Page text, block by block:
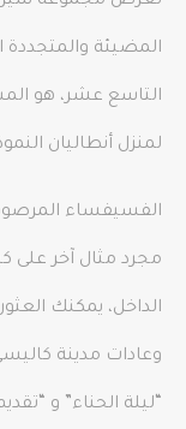
المضيئة
التاسع عشر، هو
لمنزل أنطاليان
الفسيفساء
مجرد مثال آخر على
الداخل، يمكنك
وعادات مدينة
“ليلة الحناء” و